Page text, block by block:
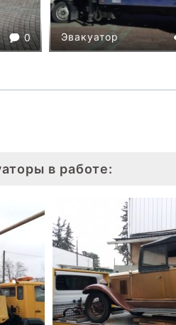
0 Эвакуатор
в работе: